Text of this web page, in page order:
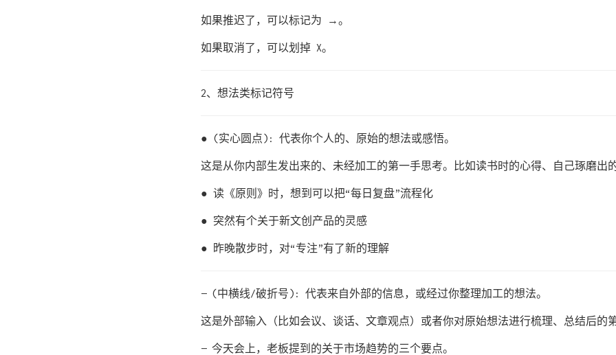
如果推迟了，可以标记为 →。
如果取消了，可以划掉 X。
2、想法类标记符号
● (实心圆点): 代表你个人的、原始的想法或感悟。
这是从你内部生发出来的、未经加工的第一手思考。比如读书时的心得、自己琢磨出
● 读《原则》时，想到可以把“每日复盘”流程化
● 突然有个关于新文创产品的灵感
● 昨晚散步时，对“专注”有了新的理解
— (中横线/破折号): 代表来自外部的信息，或经过你整理加工的想法。
这是外部输入（比如会议、谈话、文章观点）或者你对原始想法进行梳理、总结后的
— 今天会上，老板提到的关于市场趋势的三个要点。